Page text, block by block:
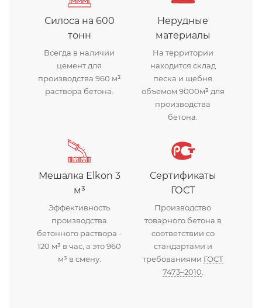
Силоса на 600
тонн
Всегда в наличии
цемент для
производства 960 м³
раствора бетона.
Нерудные
материалы
На территории
находится склад
песка и щебня
объемом 9000м³ для
производства
бетона.
Мешалка Elkon 3
м³
Эффективность
производства
бетонного раствора -
120 м³ в час, а это 960
м³ в смену.
Сертификаты
ГОСТ
Производство
товарного бетона в
соответствии со
стандартами и
требованиями ГОСТ
7473–2010